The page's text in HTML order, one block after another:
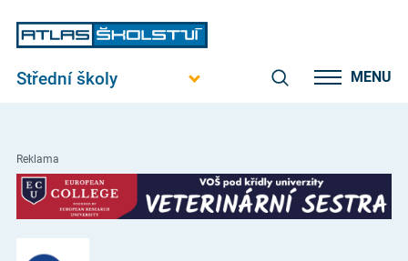
Střední školy MENU
Reklama